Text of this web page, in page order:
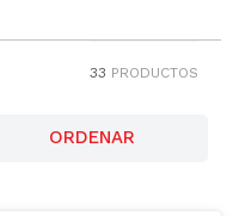
33 PRODUCTOS